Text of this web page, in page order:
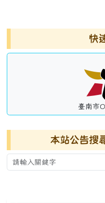
快
臺南市
本站公告搜